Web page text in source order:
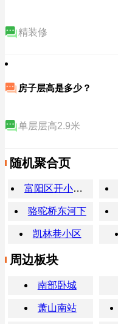
精装修
房子层高是多少？
单层层高2.9米
随机聚合页
富阳区开小灶(公望街店)
骆驼桥东河下
凯林巷小区
周边板块
南部卧城
萧山南站